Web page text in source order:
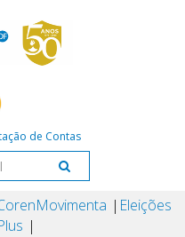
de Contas
Movimenta Eleições